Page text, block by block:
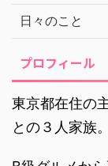
日々のこと
プロフィール
東京都在住の
との３人家族。